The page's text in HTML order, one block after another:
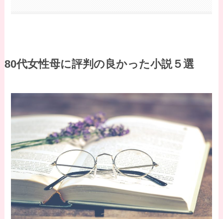
80代女性母に評判の良かった小説５選